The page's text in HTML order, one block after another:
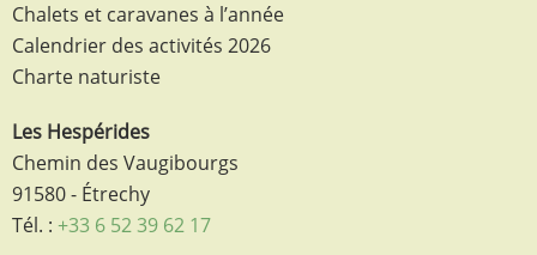
Chalets et caravanes à l’année
Calendrier des activités 2026
Charte naturiste
Les Hespérides
Chemin des Vaugibourgs
91580 - Étrechy
Tél. : +33 6 52 39 62 17